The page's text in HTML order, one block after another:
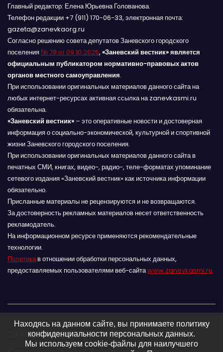
Главный редактор: Елена Юрьевна Голованова.
Телефон редакции +7 (911) 170-06-33, электронная почта:
gazeta@zanevkaorg.ru
Согласно решению совета депутатов Заневского городского
поселения № 78 от 09.10.2025, «Заневский вестник» является
официальным публикатором нормативно-правовых актов
органов местного самоуправления.
При использовании оригинальных материалов данного сайта на
любых интернет-ресурсах активная ссылка на zanevkasmi.ru
обязательна.
«Заневский вестник» – это оперативные новости и достоверная
информация о социально-экономической, культурной и спортивной
жизни Заневского городского поселения.
При использовании оригинальных материалов данного сайта в
печатных СМИ, книгах, видео-, радио-, теле-форматах упоминание
сетевого издания «Заневский вестник» как источника информации
обязательно.
Присланные материалы не рецензируются и не возвращаются.
За достоверность рекламных материалов несет ответственность
рекламодатель.
На информационном ресурсе применяются рекомендательные
технологии.
Политикав отношении обработки персональных данных,
предоставляемых пользователями веб-сайтаwww.zanevkasmi.ru
ЗАНЕВСКИЙ ВЕСТНИК 16+
Находясь на данном сайте, вы принимаете политику
конфиденциальности персональных данных.
Мы используем cookie-файлы для наилучшего